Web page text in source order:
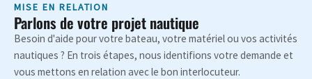
MISE EN RELATION
Parlons de votre projet nautique
Besoin d'aide pour votre bateau, votre matériel ou vos activités
nautiques ? En trois étapes, nous identifions votre demande et
vous mettons en relation avec le bon interlocuteur.